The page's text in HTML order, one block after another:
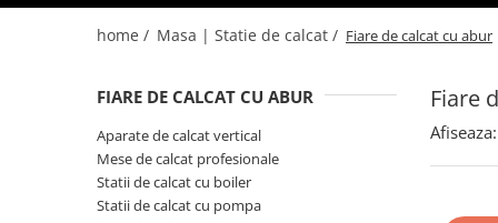
Aspiratoare cu abur
Aspiratoare cu apa
Aspirator profesional
home / Masa | Statie de calcat / Fiare de calcat cu abur
Fiare
FIARE DE CALCAT CU ABUR
Aparate de calcat vertical
Mese de calcat profesionale
Statii de calcat cu boiler
Statii de calcat cu pompa
Afiseaza: